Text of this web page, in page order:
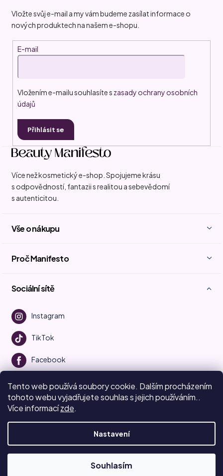
Tento web používá soubory cookie. Dalším procházením
tohoto webu vyjadřujete souhlas s jejich používáním..
Více informacízde.
Nastavení
Souhlasím
Vložte svůj e-mail a my vám budeme zasílat informace o
nových produktech na našem e-shopu.
E-mail
Vložením e-mailu souhlasíte s zasady ochrany osobních
údajů
Přihlásit se
Více než kosmetický e-shop. Spojujeme krásu
s odpovědností, fantazii s realitou a sebevědomí
s autenticitou.
Vše o nákupu
Proč Manifesto
Sociální sítě
Instagram
TikTok
Facebook
Vytvořil Shoptet
Copyright 2026Beauty Manifesto. Všechna práva vyhrazena.